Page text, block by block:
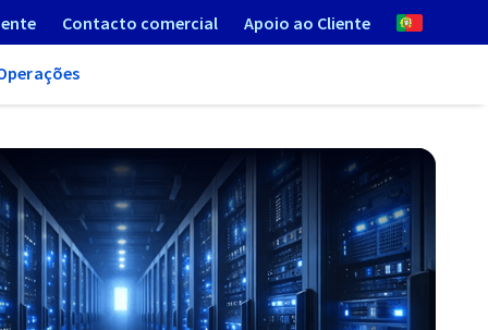
Contacto comercial Apoio ao Cliente